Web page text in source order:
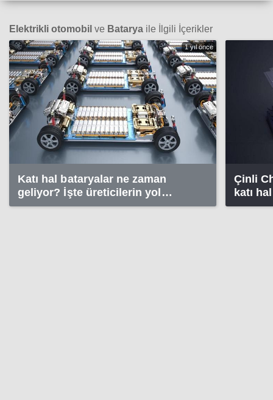
Elektrikli otomobil ve Batarya ile İlgili İçerikler
1 yıl önce
Katı hal bataryalar ne zaman
geliyor? İşte üreticilerin yol
haritalar
Çinli
katı